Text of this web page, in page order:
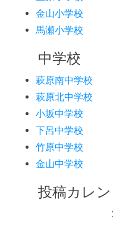
金山小学校
馬瀬小学校
中学校
萩原南中学校
萩原北中学校
小坂中学校
下呂中学校
竹原中学校
金山中学校
投稿カレン